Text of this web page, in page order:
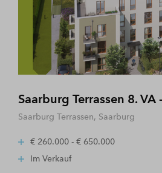
Saarburg Terrassen 8. VA
Saarburg Terrassen, Saarburg
€ 260.000 - € 650.000
Im Verkauf